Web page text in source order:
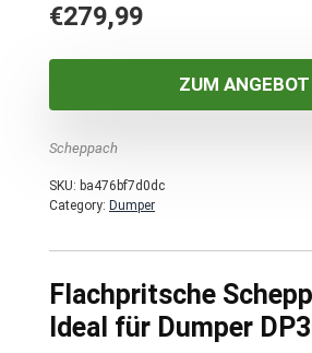
€279,99
ZUM ANGEBOT
Scheppach
SKU: ba476bf7d0dc
Category: Dumper
Flachpritsche
Ideal für Dumper